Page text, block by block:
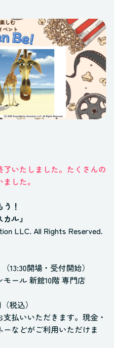
ペース
いたしました。たくさんの
した。
！
カル』
LLC. All Rights Reserved.
13:30開場・受付開始）
ール 新館10階 専門店
税込）
払いいただきます。現金・
などがご利用いただけま